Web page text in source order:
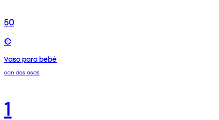
50
€
Vaso para bebé
con dos asas
1